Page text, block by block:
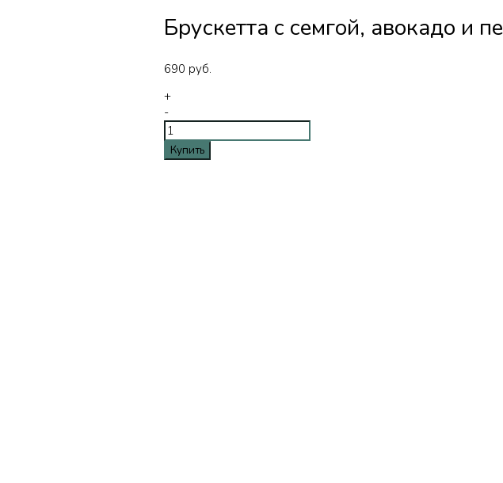
Брускетта с семгой, авокадо и
690 руб.
+
-
Купить